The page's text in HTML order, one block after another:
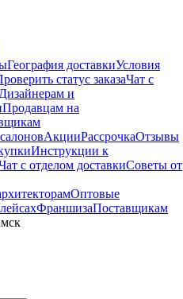
География доставкиУсловия
статус заказаЧат с
Дизайнерам и
Продавцам на
АкцииРассрочкаОтзывы
Инструкции к
с отделом доставкиСоветы от
Оптовые
ФраншизаПоставщикам